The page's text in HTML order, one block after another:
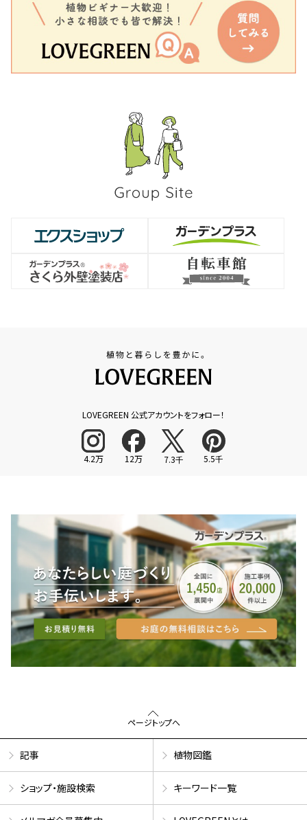
LOVEGREEN 公式アカウントをフォロー！
4.2万 12万 7.3千 5.5千
ページトップへ
記事 植物図鑑
ショップ・施設検索 キーワード一覧